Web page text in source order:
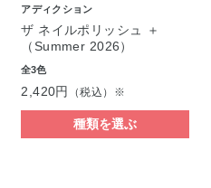
アディクション
ザ ネイルポリッシュ ＋
（Summer 2026）
全3色
2,420円 （税込）※
種類を選ぶ